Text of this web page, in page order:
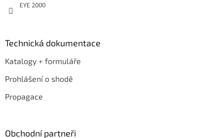
EYE 2000
Technická dokumentace
Katalogy + formuláře
Prohlášení o shodě
Propagace
Obchodní partneři